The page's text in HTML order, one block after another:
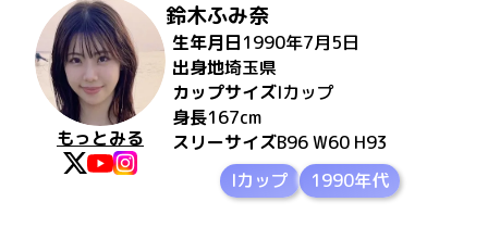
もっとみる
鈴木ふみ奈
生年月日1990年7月5日
出身地埼玉県
カップサイズIカップ
身長167cm
スリーサイズB96 W60 H93
Iカップ
1990年代